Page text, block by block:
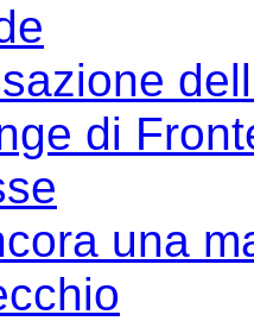
di
una